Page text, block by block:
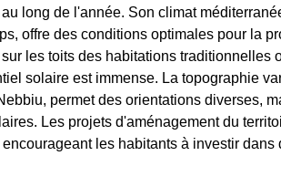
long de l'année. Son climat
offre des conditions optimales pour la
les toits des habitations traditionnelles
solaire est immense. La topographie
permet des orientations diverses,
Les projets d'aménagement du
les habitants à investir dans